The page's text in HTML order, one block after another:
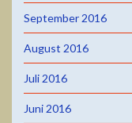
September 2016
August 2016
Juli 2016
Juni 2016